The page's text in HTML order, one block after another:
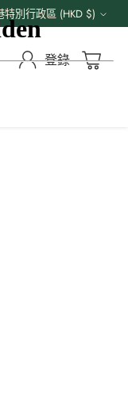
香港特別行政區 (HKD $)
登錄